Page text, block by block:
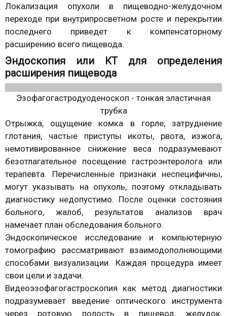
Локализация опухоли в пищеводно-желудочном
переходе при внутрипросветном росте и перекрытии
последнего приведет к компенсаторному
расширению всего пищевода.
Эндоскопия или КТ для определения
расширения пищевода
Эзофагогастродуоденоскоп - тонкая эластичная
трубка
Отрыжка, ощущение комка в горле, затруднение
глотания, частые приступы икоты, рвота, изжога,
немотивированное снижение веса подразумевают
безотлагательное посещение гастроэнтеролога или
терапевта. Перечисленные признаки неспецифичны,
могут указывать на опухоль, поэтому откладывать
диагностику недопустимо. После оценки состояния
больного, жалоб, результатов анализов врач
намечает план обследования больного.
Эндоскопическое исследование и компьютерную
томографию рассматривают взаимодополняющими
способами визуализации. Каждая процедура имеет
свои цели и задачи.
Видеоэзофагогастроскопия как метод диагностики
подразумевает введение оптического инструмента
через ротовую полость в пищевод, желудок,